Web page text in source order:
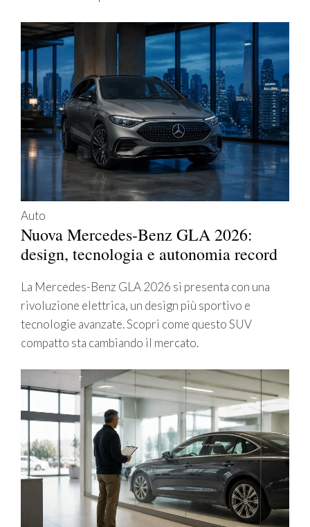
Auto
Nuova Mercedes-Benz GLA 2026:
design, tecnologia e autonomia record
La Mercedes-Benz GLA 2026 si presenta con una
rivoluzione elettrica, un design più sportivo e
tecnologie avanzate. Scopri come questo SUV
compatto sta cambiando il mercato.